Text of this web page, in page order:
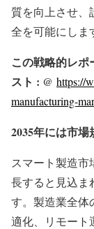
質を向上させ、
全を可能にしま
この戦略的レ
スト : @ https://
manufacturing-
2035年には市
スマート製造市
長すると見込ま
す。製造業全体
適化、リモート